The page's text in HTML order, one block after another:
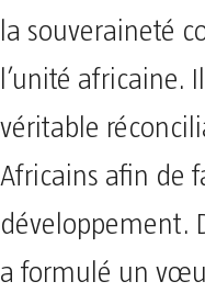
la souveraineté
l’unité africaine.
véritable
Africains afin de
développement.
a formulé un